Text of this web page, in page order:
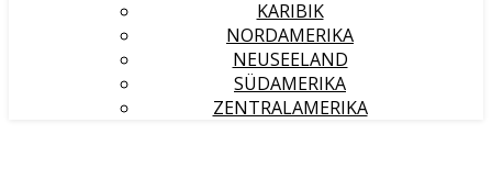
KARIBIK
NORDAMERIKA
NEUSEELAND
SÜDAMERIKA
ZENTRALAMERIKA